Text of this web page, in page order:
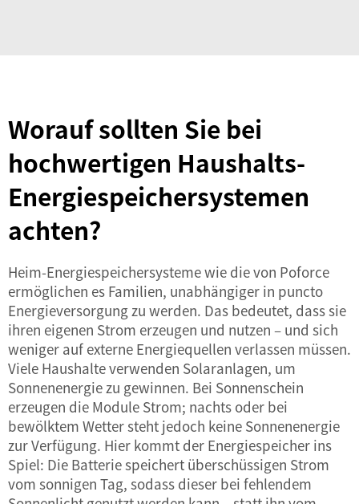
Worauf sollten Sie bei
hochwertigen Haushalts-
Energiespeichersystemen
achten?
Heim-Energiespeichersysteme wie die von Poforce
ermöglichen es Familien, unabhängiger in puncto
Energieversorgung zu werden. Das bedeutet, dass sie
ihren eigenen Strom erzeugen und nutzen – und sich
weniger auf externe Energiequellen verlassen müssen.
Viele Haushalte verwenden Solaranlagen, um
Sonnenenergie zu gewinnen. Bei Sonnenschein
erzeugen die Module Strom; nachts oder bei
bewölktem Wetter steht jedoch keine Sonnenenergie
zur Verfügung. Hier kommt der Energiespeicher ins
Spiel: Die Batterie speichert überschüssigen Strom
vom sonnigen Tag, sodass dieser bei fehlendem